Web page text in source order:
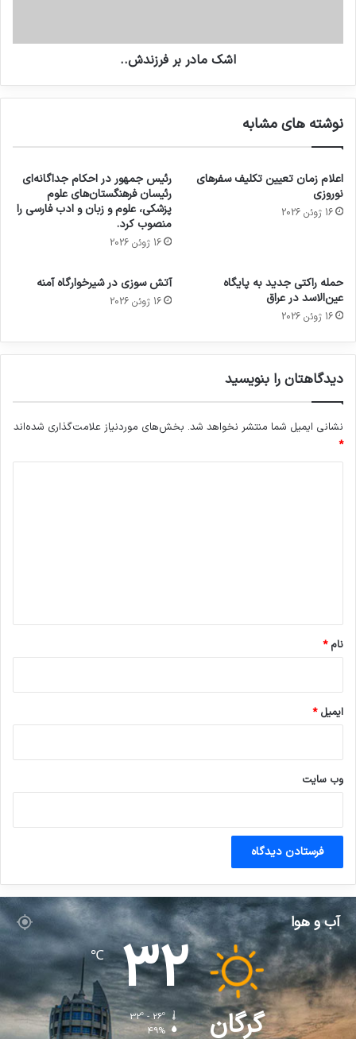
اشک مادر بر فرزندش..
نوشته های مشابه
اعلام زمان تعیین تکلیف سفرهای
نوروزی
16 ژوئن 2026
رئیس جمهور در احکام جداگانه‌ای
رئیسان فرهنگستان‌های علوم
پزشکی، علوم و زبان و ادب فارسی را
منصوب کرد.
16 ژوئن 2026
حمله راکتی جدید به پایگاه
عین‌الاسد در عراق
16 ژوئن 2026
آتش سوزی در شیرخوارگاه آمنه
16 ژوئن 2026
دیدگاهتان را بنویسید
نشانی ایمیل شما منتشر نخواهد شد. بخش‌های موردنیاز علامت‌گذاری شده‌اند
*
نام*
ایمیل*
وب‌ سایت
آب و هوا
گرگان
32
℃
32º - 26º
49%